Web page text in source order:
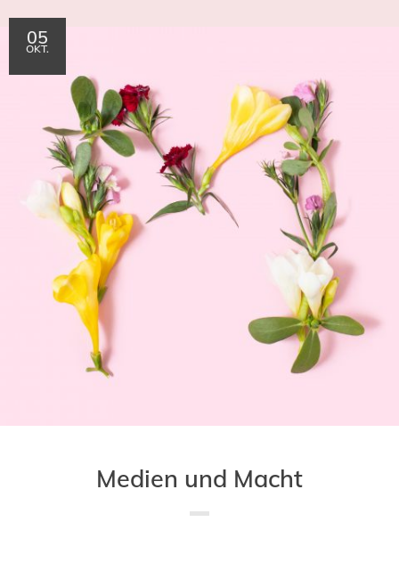
05
OKT.
Medien und Macht